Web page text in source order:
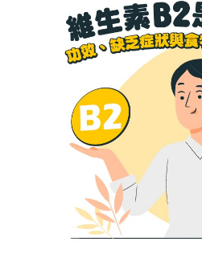
客服資訊
門市據點 常見問題
關於我們
關於德風
會員專區
訂單查詢 使用條款
購物說明